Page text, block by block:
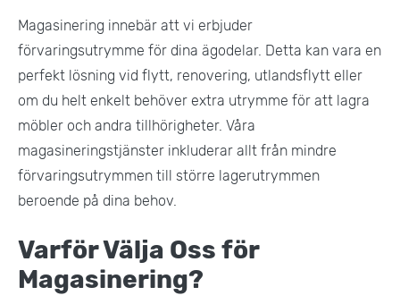
Magasinering innebär att vi erbjuder
förvaringsutrymme för dina ägodelar. Detta kan vara en
perfekt lösning vid flytt, renovering, utlandsflytt eller
om du helt enkelt behöver extra utrymme för att lagra
möbler och andra tillhörigheter. Våra
magasineringstjänster inkluderar allt från mindre
förvaringsutrymmen till större lagerutrymmen
beroende på dina behov.
Varför Välja Oss för
Magasinering?